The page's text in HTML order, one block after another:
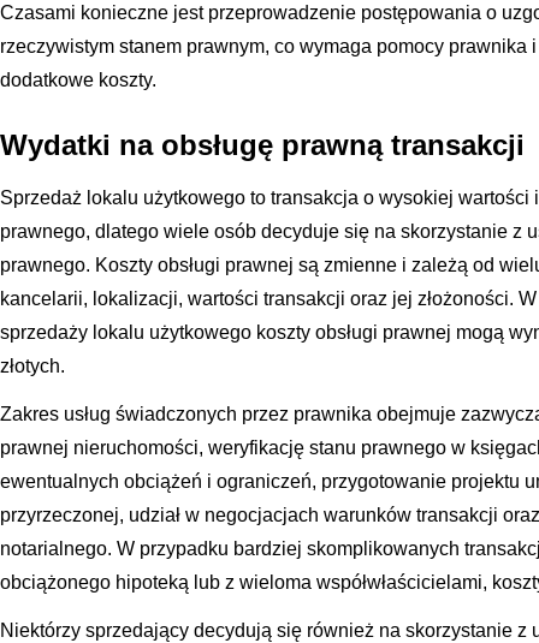
Czasami konieczne jest przeprowadzenie postępowania o
rzeczywistym stanem prawnym, co wymaga pomocy prawnika
dodatkowe koszty.
Wydatki na obsługę prawną transakcji
Sprzedaż lokalu użytkowego to transakcja o wysokiej
prawnego, dlatego wiele osób decyduje się na skorzystanie z
prawnego. Koszty obsługi prawnej są zmienne i zależą od
kancelarii, lokalizacji, wartości transakcji oraz jej złożoności.
sprzedaży lokalu użytkowego koszty obsługi prawnej mogą
złotych.
Zakres usług świadczonych przez prawnika obejmuje
prawnej nieruchomości, weryfikację stanu prawnego w
ewentualnych obciążeń i ograniczeń, przygotowanie projektu
przyrzeczonej, udział w negocjacjach warunków transakcji
notarialnego. W przypadku bardziej skomplikowanych
obciążonego hipoteką lub z wieloma współwłaścicielami,
Niektórzy sprzedający decydują się również na skorzystanie z